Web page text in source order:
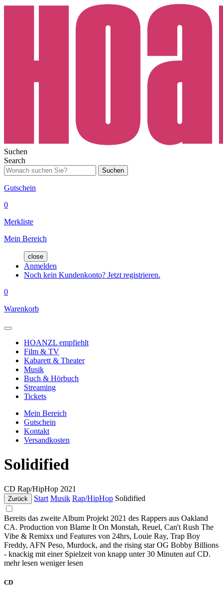
Suchen
Search
Suchen
Gutschein
0
Merkliste
Mein Bereich
close
Anmelden
Noch kein Kundenkonto? Jetzt registrieren.
0
Warenkorb
HOANZL empfiehlt
Film & TV
Kabarett & Theater
Musik
Buch & Hörbuch
Streaming
Tickets
Mein Bereich
Gutschein
Kontakt
Versandkosten
Solidified
CD Rap/HipHop 2021
Zurück Start Musik Rap/HipHop Solidified
Bereits das zweite Album Projekt 2021 des Rappers aus Oakland
CA. Production von Blame It On Monstah, Reuel, Can't Rush The
Vibe & Remixx und Features von 24hrs, Louie Ray, Trap Boy
Freddy, AFN Peso, Murdock, and the rising star OG Bobby Billions
- knackig mit einer Spielzeit von knapp unter 30 Minuten auf CD.
mehr lesen weniger lesen
CD